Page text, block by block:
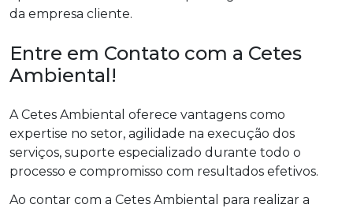
da empresa cliente.
Entre em Contato com a Cetes
Ambiental!
A Cetes Ambiental oferece vantagens como
expertise no setor, agilidade na execução dos
serviços, suporte especializado durante todo o
processo e compromisso com resultados efetivos.
Ao contar com a Cetes Ambiental para realizar a